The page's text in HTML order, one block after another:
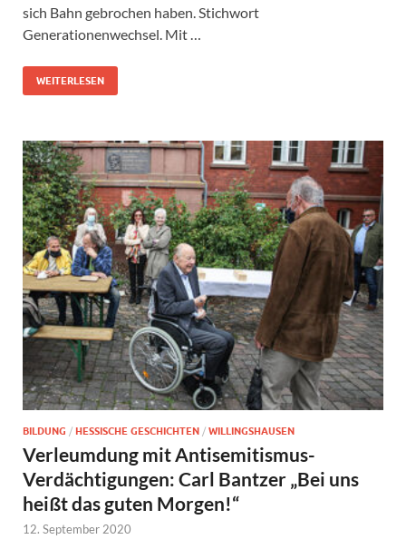
sich Bahn gebrochen haben. Stichwort
Generationenwechsel. Mit …
WEITERLESEN
BILDUNG / HESSISCHE GESCHICHTEN / WILLINGSHAUSEN
Verleumdung mit Antisemitismus-
Verdächtigungen: Carl Bantzer „Bei uns
heißt das guten Morgen!“
12. September 2020